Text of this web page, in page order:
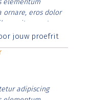
elementum
ornare, eros dolor
vitae erat.
id rutrum lorem
jouw proefrit
adipiscing